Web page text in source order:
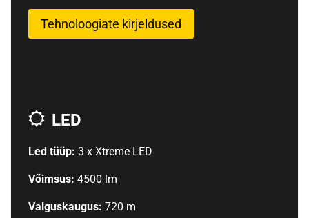
Tehnoloogiate kirjeldused
LED
Led tüüp: 3 x Xtreme LED
Võimsus: 4500 lm
Valguskaugus: 720 m